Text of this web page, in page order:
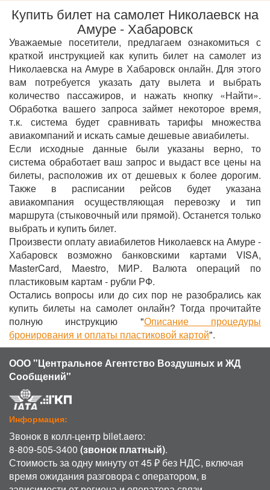
Купить билет на самолет Николаевск на
Амуре - Хабаровск
Уважаемые посетители, предлагаем ознакомиться с
краткой инструкцией как купить билет на самолет из
Николаевска на Амуре в Хабаровск онлайн. Для этого
вам потребуется указать дату вылета и выбрать
количество пассажиров, и нажать кнопку «Найти».
Обработка вашего запроса займет некоторое время,
т.к. система будет сравнивать тарифы множества
авиакомпаний и искать самые дешевые авиабилеты.
Если исходные данные были указаны верно, то
система обработает ваш запрос и выдаст все цены на
билеты, расположив их от дешевых к более дорогим.
Также в расписании рейсов будет указана
авиакомпания осуществляющая перевозку и тип
маршрута (стыковочный или прямой). Останется только
выбрать и купить билет.
Произвести оплату авиабилетов Николаевск на Амуре -
Хабаровск возможно банковскими картами VISA,
MasterCard, Maestro, МИР. Валюта операций по
пластиковым картам - рубли РФ.
Остались вопросы или до сих пор не разобрались как
купить билеты на самолет онлайн? Тогда прочитайте
полную инструкцию "Описание процедуры
бронирования и оплаты пластиковой картой".
ООО "Центральное Агентство Воздушных и ЖД
Сообщений"
Информация:
Звонок в колл-центр bilet.aero:
8-809-505-3400 (звонок платный).
Стоимость за одну минуту от 45 ₽ без НДС, включая
время ожидания разговора с оператором, в